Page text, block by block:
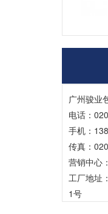
广州骏业
电话：
手机：
传真：
营销中心：
工厂地址
1号
A
这
是
司
Q 什
A